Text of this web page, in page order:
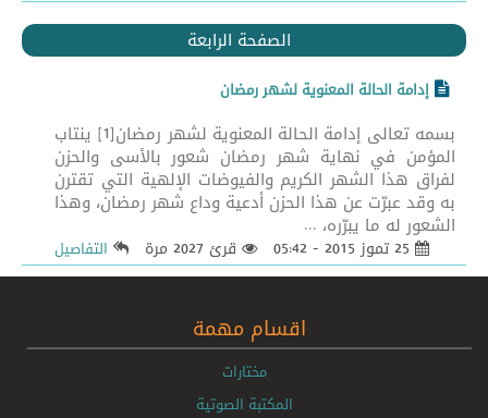
الصفحة الرابعة
إدامة الحالة المعنوية لشهر رمضان
بسمه تعالى إدامة الحالة المعنوية لشهر رمضان[1] ينتاب
المؤمن في نهاية شهر رمضان شعور بالأسى والحزن
لفراق هذا الشهر الكريم والفيوضات الإلهية التي تقترن
به وقد عبرّت عن هذا الحزن أدعية وداع شهر رمضان، وهذا
الشعور له ما يبرّره، ...
قرئ 2027 مرة التفاصيل
اقسام مهمة
مختارات
المكتبة الصوتية